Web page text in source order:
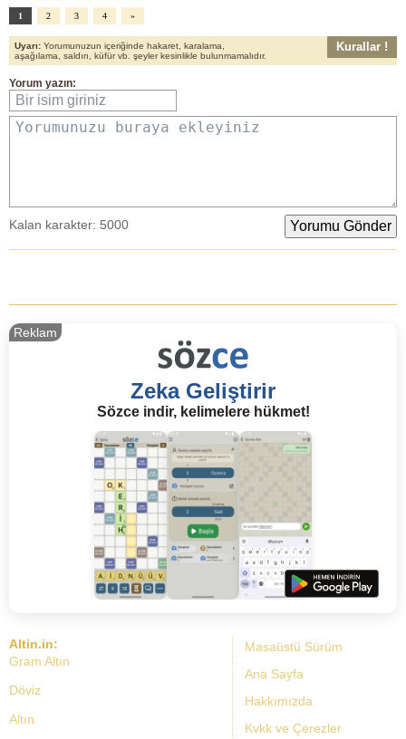
1 2 3 4 »
Uyarı: Yorumunuzun içeriğinde hakaret, karalama,
aşağılama, saldırı, küfür vb. şeyler kesinlikle bulunmamalıdır.
Kurallar !
Yorum yazın:
Bir isim giriniz
Yorumunuzu buraya ekleyiniz
Kalan karakter: 5000
Zeka Geliştirir
Sözce indir, kelimelere hükmet!
Reklam
Masaüstü Sürüm
Ana Sayfa
Hakkımızda
Kvkk ve Çerezler
Altin.in:
Gram Altın
Döviz
Altın